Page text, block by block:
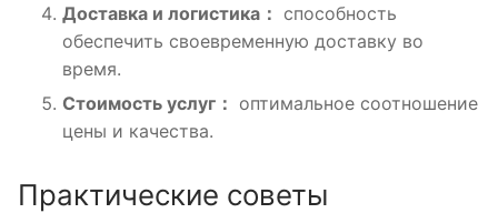
Доставка и логистика： способность
обеспечить своевременную доставку во
время.
Стоимость услуг： оптимальное соотношение
цены и качества.
Практические советы